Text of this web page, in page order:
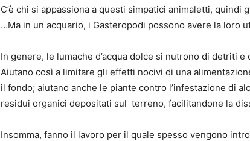
C’è chi si appassiona a questi simpatici animaletti, quindi
…Ma in un acquario, i Gasteropodi possono avere la loro
In genere, le lumache d’acqua dolce si nutrono di detriti e
Aiutano così a limitare gli effetti nocivi di una
il fondo; aiutano anche le piante contro l’infestazione di
residui organici depositati sul terreno, facilitandone la
Insomma, fanno il lavoro per il quale spesso vengono